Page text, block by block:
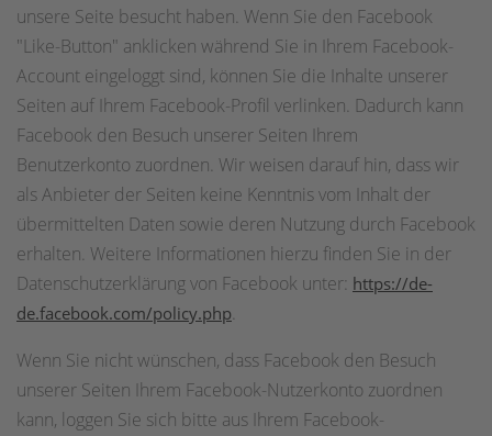
unsere Seite besucht haben. Wenn Sie den Facebook
"Like-Button" anklicken während Sie in Ihrem Facebook-
Account eingeloggt sind, können Sie die Inhalte unserer
Seiten auf Ihrem Facebook-Profil verlinken. Dadurch kann
Facebook den Besuch unserer Seiten Ihrem
Benutzerkonto zuordnen. Wir weisen darauf hin, dass wir
als Anbieter der Seiten keine Kenntnis vom Inhalt der
übermittelten Daten sowie deren Nutzung durch Facebook
erhalten. Weitere Informationen hierzu finden Sie in der
Datenschutzerklärung von Facebook unter: https://de-
de.facebook.com/policy.php.
Wenn Sie nicht wünschen, dass Facebook den Besuch
unserer Seiten Ihrem Facebook-Nutzerkonto zuordnen
kann, loggen Sie sich bitte aus Ihrem Facebook-